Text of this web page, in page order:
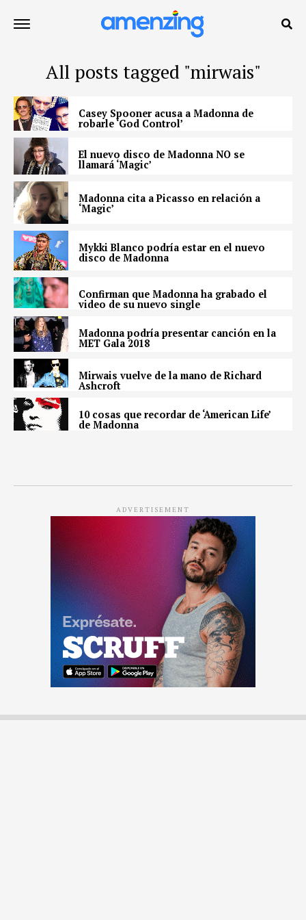
All posts tagged "mirwais"
Casey Spooner acusa a Madonna de
robarle ‘God Control’
El nuevo disco de Madonna NO se
llamará ‘Magic’
Madonna cita a Picasso en relación a
‘Magic’
Mykki Blanco podría estar en el nuevo
disco de Madonna
Confirman que Madonna ha grabado el
video de su nuevo single
Madonna podría presentar canción en la
MET Gala 2018
Mirwais vuelve de la mano de Richard
Ashcroft
10 cosas que recordar de ‘American Life’
de Madonna
ADVERTISEMENT